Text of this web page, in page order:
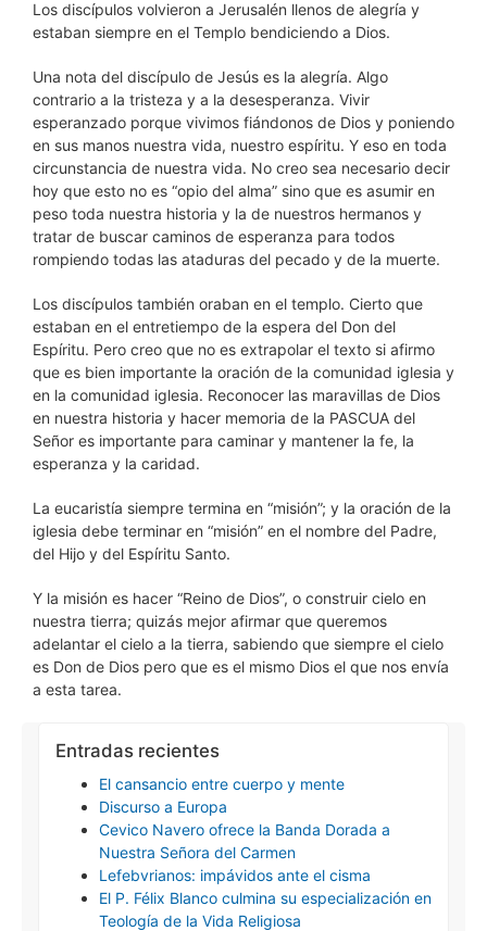
Los discípulos volvieron a Jerusalén llenos de alegría y
estaban siempre en el Templo bendiciendo a Dios.
Una nota del discípulo de Jesús es la alegría. Algo
contrario a la tristeza y a la desesperanza. Vivir
esperanzado porque vivimos fiándonos de Dios y poniendo
en sus manos nuestra vida, nuestro espíritu. Y eso en toda
circunstancia de nuestra vida. No creo sea necesario decir
hoy que esto no es “opio del alma” sino que es asumir en
peso toda nuestra historia y la de nuestros hermanos y
tratar de buscar caminos de esperanza para todos
rompiendo todas las ataduras del pecado y de la muerte.
Los discípulos también oraban en el templo. Cierto que
estaban en el entretiempo de la espera del Don del
Espíritu. Pero creo que no es extrapolar el texto si afirmo
que es bien importante la oración de la comunidad iglesia y
en la comunidad iglesia. Reconocer las maravillas de Dios
en nuestra historia y hacer memoria de la PASCUA del
Señor es importante para caminar y mantener la fe, la
esperanza y la caridad.
La eucaristía siempre termina en “misión”; y la oración de la
iglesia debe terminar en “misión” en el nombre del Padre,
del Hijo y del Espíritu Santo.
Y la misión es hacer “Reino de Dios”, o construir cielo en
nuestra tierra; quizás mejor afirmar que queremos
adelantar el cielo a la tierra, sabiendo que siempre el cielo
es Don de Dios pero que es el mismo Dios el que nos envía
a esta tarea.
Entradas recientes
El cansancio entre cuerpo y mente
Discurso a Europa
Cevico Navero ofrece la Banda Dorada a
Nuestra Señora del Carmen
Lefebvrianos: impávidos ante el cisma
El P. Félix Blanco culmina su especialización en
Teología de la Vida Religiosa